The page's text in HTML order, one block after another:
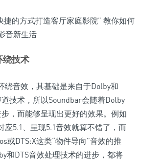
绕技术
绕音效，其基础是来自于Dolby和
技术，所以Soundbar会随着Dolby
，而能够呈现出更好的效果。例如
应5.1、呈现5.1音效就算不错了，而
或DTS:X这类“物件导向”音效的推
和DTS音效处理技术的进步，都将